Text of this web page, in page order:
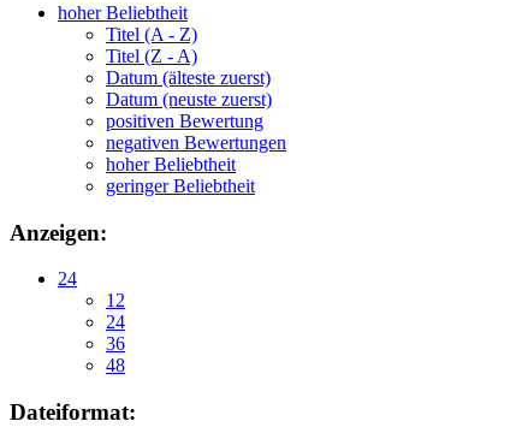
hoher Beliebtheit
Titel (A - Z)
Titel (Z - A)
Datum (älteste zuerst)
Datum (neuste zuerst)
positiven Bewertung
negativen Bewertungen
hoher Beliebtheit
geringer Beliebtheit
Anzeigen:
24
12
24
36
48
Dateiformat: